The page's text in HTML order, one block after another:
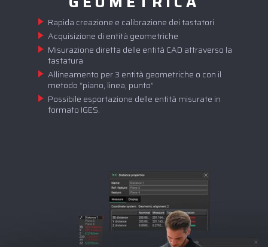
Rapida creazione e calibrazione dei tastatori
Acquisizione di entità geometriche
Misurazione diretta delle entità CAD attraverso la
tastatura
Allineamento per 3 entità geometriche o con il
metodo “piano, linea, punto”
Possibile esportazione delle entità misurate in
formato IGES.